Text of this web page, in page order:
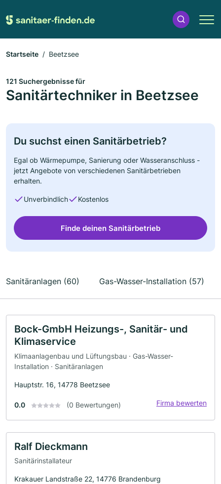
Startseite Beetzsee
121 Suchergebnisse für
Sanitärtechniker in Beetzsee
Du suchst einen Sanitärbetrieb?
Egal ob Wärmepumpe, Sanierung oder Wasseranschluss -
jetzt Angebote von verschiedenen Sanitärbetrieben
erhalten.
Unverbindlich Kostenlos
Finde deinen Sanitärbetrieb
Sanitäranlagen (60) Gas-Wasser-Installation (57)
Bock-GmbH Heizungs-, Sanitär- und
Klimaservice
Klimaanlagenbau und Lüftungsbau · Gas-Wasser-
Installation · Sanitäranlagen
Hauptstr. 16, 14778 Beetzsee
0.0 (0 Bewertungen) Firma bewerten
Ralf Dieckmann
Sanitärinstallateur
Krakauer Landstraße 22, 14776 Brandenburg